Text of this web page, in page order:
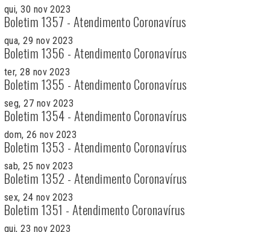
qui, 30 nov 2023
Boletim 1357 - Atendimento Coronavírus
qua, 29 nov 2023
Boletim 1356 - Atendimento Coronavírus
ter, 28 nov 2023
Boletim 1355 - Atendimento Coronavírus
seg, 27 nov 2023
Boletim 1354 - Atendimento Coronavírus
dom, 26 nov 2023
Boletim 1353 - Atendimento Coronavírus
sab, 25 nov 2023
Boletim 1352 - Atendimento Coronavírus
sex, 24 nov 2023
Boletim 1351 - Atendimento Coronavírus
qui, 23 nov 2023